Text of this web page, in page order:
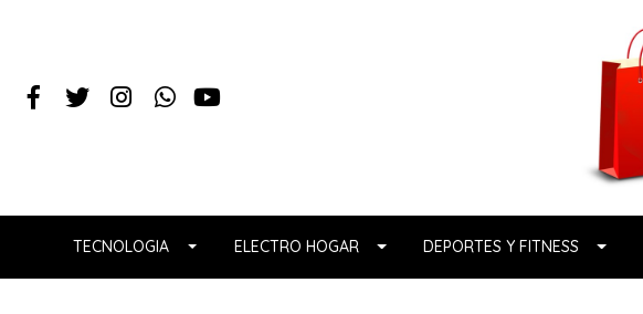
TECNOLOGIA ELECTRO HOGAR DEPORTES Y FITNESS